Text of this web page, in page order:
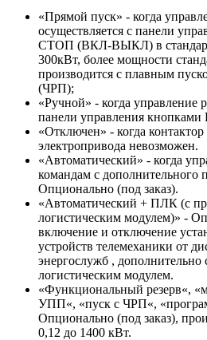
«Прямой пуск» - когда
осуществляется с панели
СТОП (ВКЛ-ВЫКЛ) в
300кВт, более мощности
производится с плавным
(ЧРП);
«Ручной» - когда управление
панели управления
«Отключен» - когда
электропривода невозможен.
«Автоматический» - когда
командам с дополнительного
Опционально (под заказ).
«Автоматический + ПЛК (с
логистическим модулем)» -
включение и отключение
устройств телемеханики от
энергослужб ,
логистическим модулем.
«Функциональный резерв«,
УПП«, «пуск с ЧРП«,
Опционально (под заказ),
0,12 до 1400 кВт.